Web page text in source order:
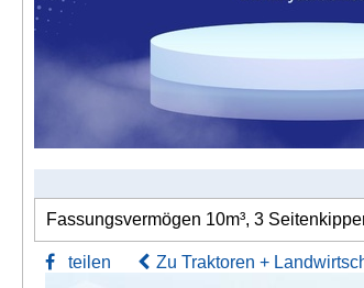
Fassungsvermögen 10m³, 3
teilen Zu Traktoren +